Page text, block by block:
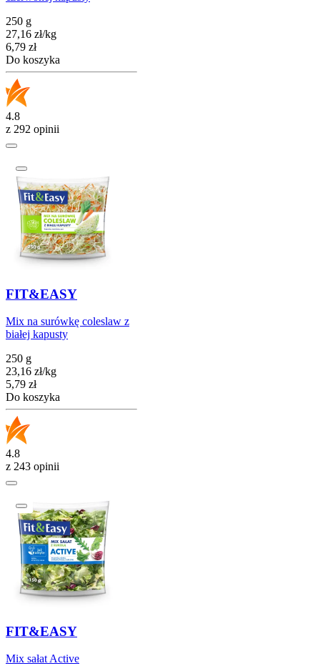
250 g
27,16 zł/kg
Cena
6,79 zł
Do koszyka
4.8
z 292 opinii
FIT&EASY
Mix na surówkę coleslaw z
białej kapusty
250 g
23,16 zł/kg
Cena
5,79 zł
Do koszyka
4.8
z 243 opinii
FIT&EASY
Mix sałat Active